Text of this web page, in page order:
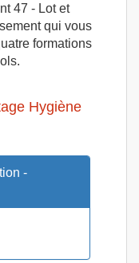
47 - Lot et
qui vous
formations
Hygiène
-